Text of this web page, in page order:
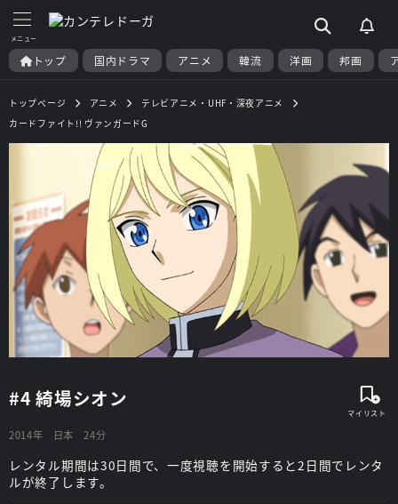
トップ 国内ドラマ アニメ 韓流 洋画 邦画
トップページ アニメ
テレビアニメ・UHF・深夜アニメ
カードファイト!! ヴァンガードG
#4 綺場シオン
2014年 日本 24分
レンタル期間は30日間で、一度視聴を開始すると2日間でレンタ
ルが終了します。